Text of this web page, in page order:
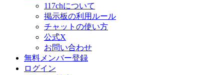
117chについて
掲示板の利用ルール
チャットの使い方
公式X
お問い合わせ
無料メンバー登録
ログイン